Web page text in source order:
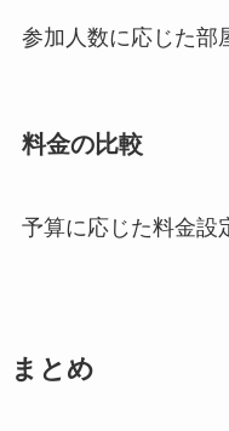
参加人数に応じた部
料金の比較
予算に応じた料金設
まとめ